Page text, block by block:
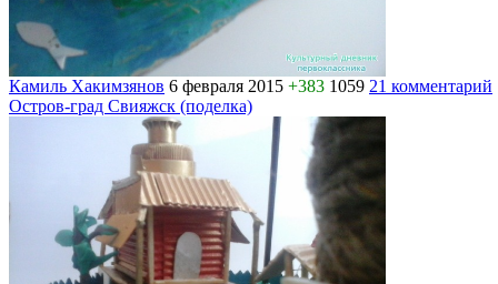
Камиль Хакимзянов 6 февраля 2015 +383 1059 21 комментарий
Остров-град Свияжск (поделка)